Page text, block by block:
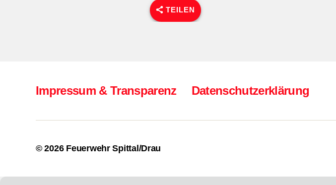
TEILEN
Impressum & Transparenz Datenschutzerklärung
© 2026 Feuerwehr Spittal/Drau